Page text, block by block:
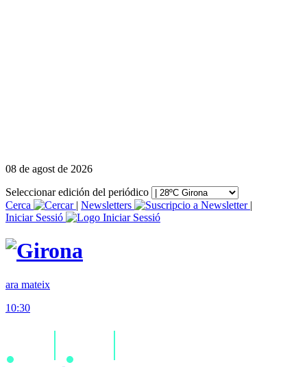
08 de agost de 2026
Seleccionar edición del periódico
Cerca
| Newsletters
|
Iniciar Sessió
ara mateix
10:30